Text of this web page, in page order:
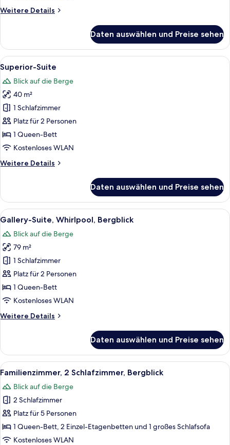
Bergblick
Weitere Details
Weitere
Suite,
Queen-
Bett,
Balkon,
Bergblick
Daten auswählen und Preise sehen
Alle
Fotos
für
Superior-
Suite
anzeigen
Ein Schlafzimmer mit einem
5
Superior-Suite
Blick auf die Berge
40 m²
1 Schlafzimmer
Platz für 2 Personen
1 Queen-Bett
Kostenloses WLAN
Weitere Details
Weitere
Suite
Daten auswählen und Preise sehen
Alle
Fotos
für
Gallery-
Suite,
Whirlpool,
Bergblick
anzeigen
Ein Hotelzimmer mit großem
6
Gallery-Suite, Whirlpool, Bergblick
Blick auf die Berge
79 m²
1 Schlafzimmer
Platz für 2 Personen
1 Queen-Bett
Kostenloses WLAN
Weitere Details
Weitere
Suite,
Whirlpool,
Bergblick
Daten auswählen und Preise sehen
Alle
Fotos
für
Familienzimmer,
2 Schlafzimmer,
Bergblick
anzeigen
Ein modernes Hotelzimmer mit
5
Familienzimmer, 2 Schlafzimmer, Bergblick
Blick auf die Berge
2 Schlafzimmer
Platz für 5 Personen
1 Queen-Bett, 2 Einzel-Etagenbetten und 1 großes Schlafsofa
Kostenloses WLAN